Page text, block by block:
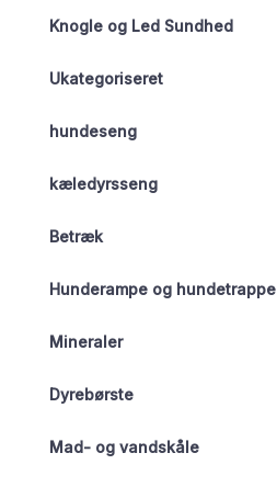
Knogle og Led Sundhed
Ukategoriseret
hundeseng
kæledyrsseng
Betræk
Hunderampe og hundetrappe
Mineraler
Dyrebørste
Mad- og vandskåle